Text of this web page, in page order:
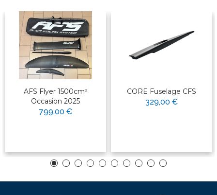
AFS Flyer 1500cm²
Occasion 2025
799,00 €
CORE Fuselage CFS
329,00 €